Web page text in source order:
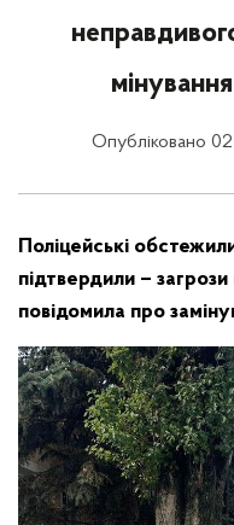
Опубліковано
Поліцейські
підтвердили –
повідомила про